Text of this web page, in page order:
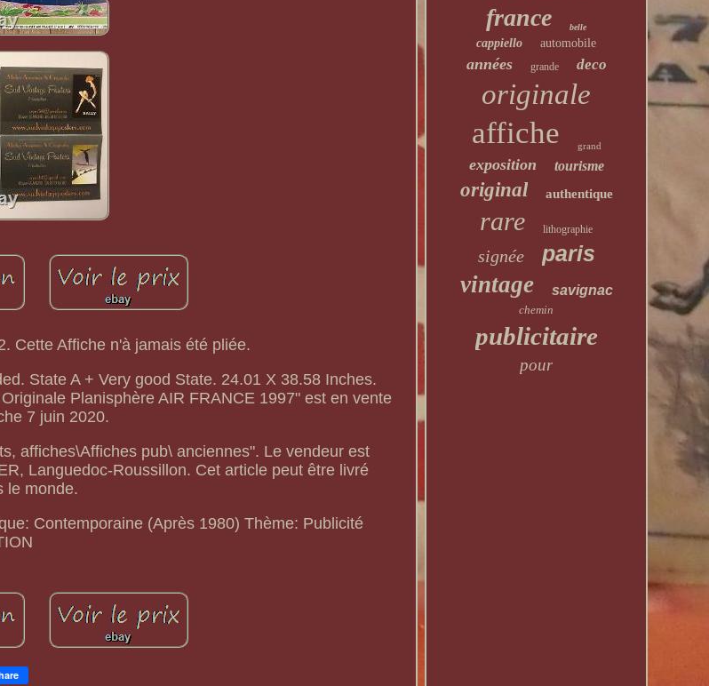
Cette Affiche n'à jamais été pliée.
State A + Very good State. 24.01 X 38.58 Inches.
Planisphère AIR FRANCE 1997" est en vente
7 juin 2020.
affiches\Affiches pub\ anciennes". Le vendeur est
Languedoc-Roussillon. Cet article peut être livré
le monde.
Contemporaine (Après 1980) Thème: Publicité
france belle
cappiello automobile
années grande deco
originale
affiche grand
exposition tourisme
original authentique
rare lithographie
signée paris
vintage savignac
chemin
publicitaire
pour